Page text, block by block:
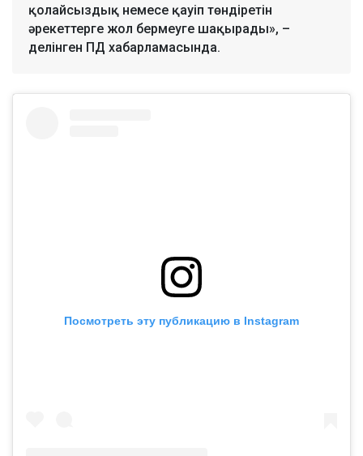
қолайсыздық немесе қауіп төндіретін
әрекеттерге жол бермеуге шақырады», –
делінген ПД хабарламасында.
Посмотреть эту публикацию в Instagram